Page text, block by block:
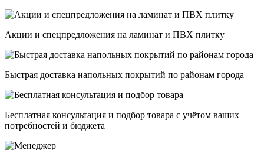
Акции и спецпредложения на ламинат и ПВХ плитку
Быстрая доставка напольных покрытий по районам города
Бесплатная консультация и подбор товара с учётом ваших
потребностей и бюджета